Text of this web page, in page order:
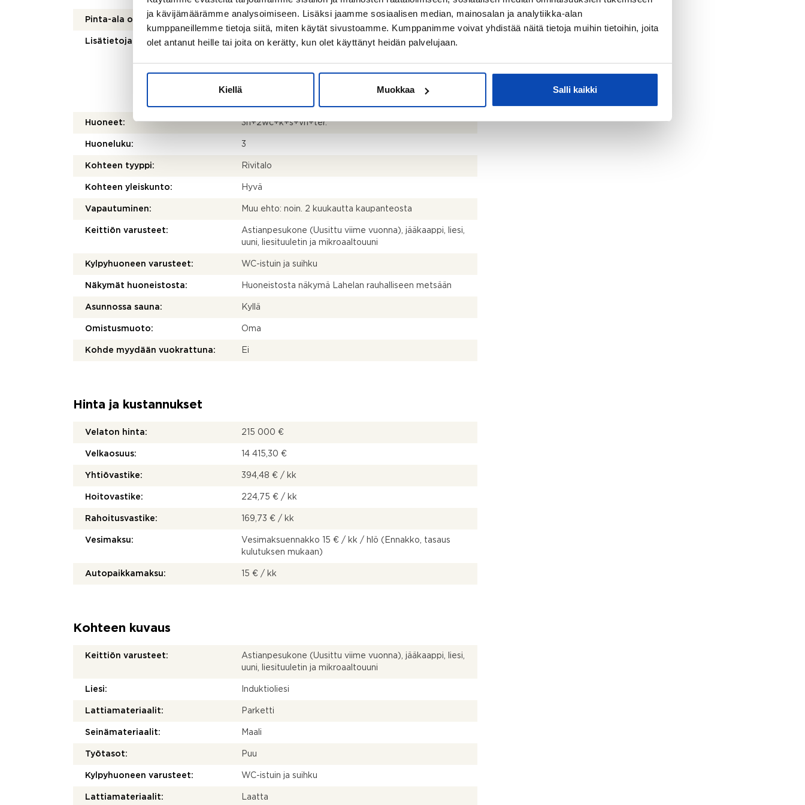
ja kävijämäärämme analysoimiseen. Lisäksi jaamme sosiaalisen median, mainosalan ja analytiikka-alan
kumppaneillemme tietoja siitä, miten käytät sivustoamme. Kumppanimme voivat yhdistää näitä tietoja muihin tietoihin, joita
olet antanut heille tai joita on kerätty, kun olet käyttänyt heidän palvelujaan.
Kiellä Muokkaa Salli kaikki
Pinta-ala on tarkistusmitattu: Ei
Lisätietoja pinta-alasta:
Ei tarkistusmitattu. Pinta-alat saattavat tämän ikäisissä
olennaisestikin asuinrakennusten nykyisten
mittaustapojen ja standardien (SFS 5139) mukaan
laskettavasta asuintilojen pinta-alasta. Pinta-ala voi siis
Huoneet: 3h+2wc+k+s+vh+ter.
Huoneluku: 3
Kohteen tyyppi: Rivitalo
Kohteen yleiskunto: Hyvä
Vapautuminen: Muu ehto: noin. 2 kuukautta kaupanteosta
Keittiön varusteet:
Astianpesukone (Uusittu viime vuonna), jääkaappi, liesi,
uuni, liesituuletin ja mikroaaltouuni
Kylpyhuoneen varusteet: WC-istuin ja suihku
Näkymät huoneistosta: Huoneistosta näkymä Lahelan rauhalliseen metsään
Asunnossa sauna: Kyllä
Omistusmuoto: Oma
Kohde myydään vuokrattuna: Ei
Hinta ja kustannukset
Velaton hinta: 215 000 €
Velkaosuus: 14 415,30 €
Yhtiövastike: 394,48 € / kk
Hoitovastike: 224,75 € / kk
Rahoitusvastike: 169,73 € / kk
Vesimaksu:
Vesimaksuennakko 15 € / kk / hlö (Ennakko, tasaus
kulutuksen mukaan)
Autopaikkamaksu: 15 € / kk
Kohteen kuvaus
Keittiön varusteet:
Astianpesukone (Uusittu viime vuonna), jääkaappi, liesi,
uuni, liesituuletin ja mikroaaltouuni
Liesi: Induktioliesi
Lattiamateriaalit: Parketti
Seinämateriaalit: Maali
Työtasot: Puu
Kylpyhuoneen varusteet: WC-istuin ja suihku
Lattiamateriaalit: Laatta